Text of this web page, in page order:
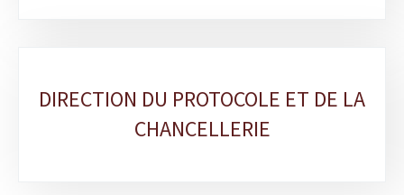
DIRECTION DU PROTOCOLE ET DE LA
CHANCELLERIE